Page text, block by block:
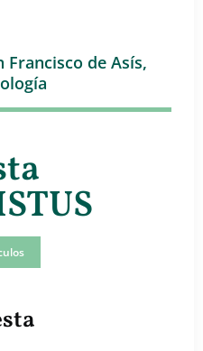
Francisco de Asís,